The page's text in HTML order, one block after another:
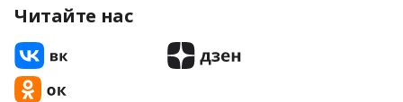
Читайте нас